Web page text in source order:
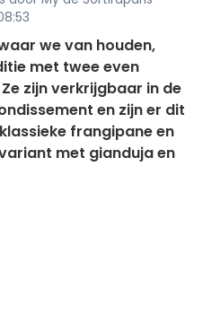
we van houden,
met twee even
zijn verkrijgbaar in de
en zijn er dit
frangipane en
met gianduja en